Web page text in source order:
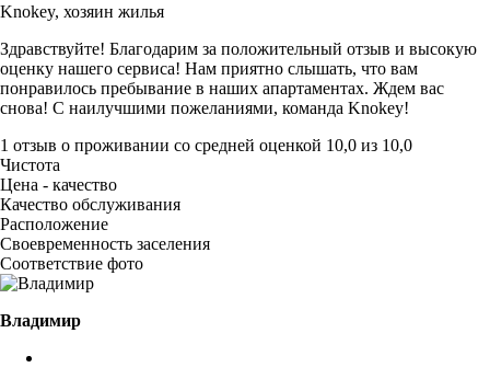
Knokey, хозяин жилья
Здравствуйте! Благодарим за положительный отзыв и высокую
оценку нашего сервиса! Нам приятно слышать, что вам
понравилось пребывание в наших апартаментах. Ждем вас
снова! С наилучшими пожеланиями, команда Knokey!
1 отзыв о проживании со средней оценкой 10,0 из 10,0
Чистота
Цена - качество
Качество обслуживания
Расположение
Своевременность заселения
Соответствие фото
Владимир